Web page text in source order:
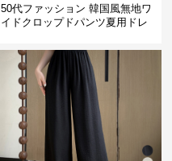
50代ファッション 韓国風無地ワ
イドクロップドパンツ夏用ドレ